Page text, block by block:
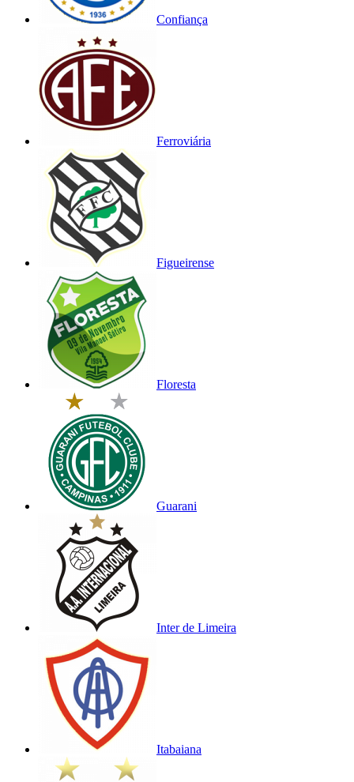
Confiança
Ferroviária
Figueirense
Floresta
Guarani
Inter de Limeira
Itabaiana